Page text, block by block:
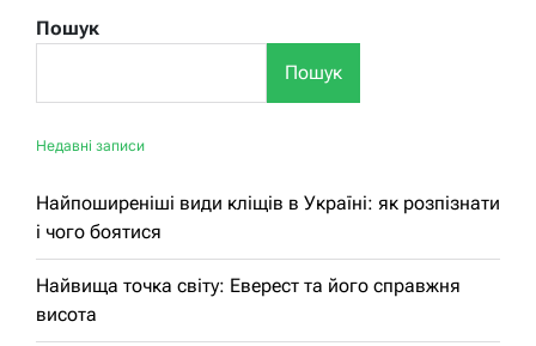
Пошук
Пошук
Недавні записи
Найпоширеніші види кліщів в Україні: як розпізнати
і чого боятися
Найвища точка світу: Еверест та його справжня
висота